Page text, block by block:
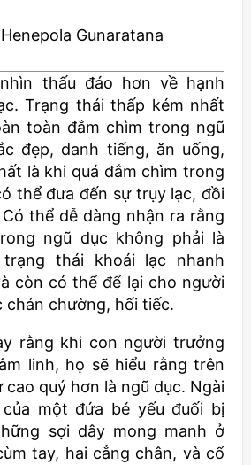
Gunaratana
thấu đáo hơn về hạnh
Trạng thái thấp kém nhất
toàn đắm chìm trong ngũ
đẹp, danh tiếng, ăn uống,
là khi quá đắm chìm trong
thể đưa đến sự trụy lạc, đồi
thể dễ dàng nhận ra rằng
ngũ dục không phải là
thái khoái lạc nhanh
còn có thể để lại cho người
chán chường, hối tiếc.
rằng khi con người trưởng
linh, họ sẽ hiểu rằng trên
cao quý hơn là ngũ dục. Ngài
một đứa bé yếu đuối bị
sợi dây mong manh ở
tay, hai cẳng chân, và cổ